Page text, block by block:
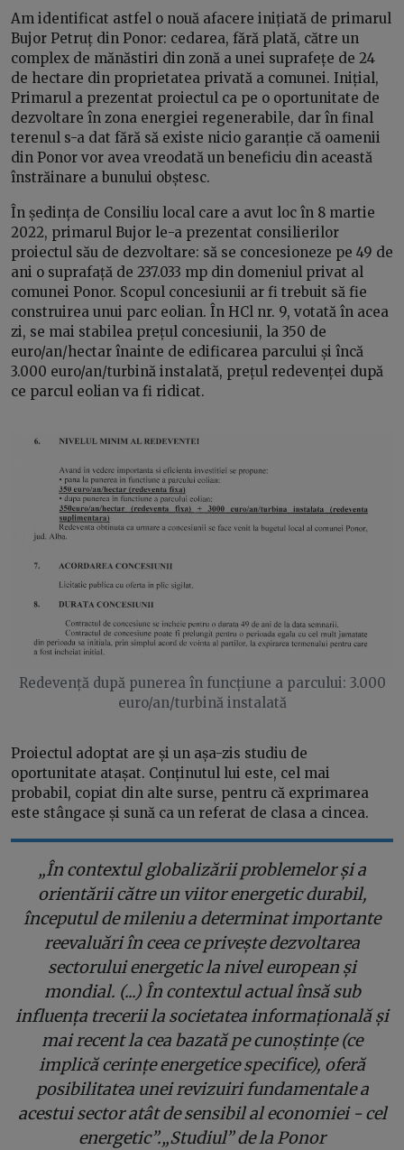
Am identificat astfel o nouă afacere inițiată de primarul
Bujor Petruț din Ponor: cedarea, fără plată, către un
complex de mănăstiri din zonă a unei suprafețe de 24
de hectare din proprietatea privată a comunei. Inițial,
Primarul a prezentat proiectul ca pe o oportunitate de
dezvoltare în zona energiei regenerabile, dar în final
terenul s-a dat fără să existe nicio garanție că oamenii
din Ponor vor avea vreodată un beneficiu din această
înstrăinare a bunului obștesc.
În ședința de Consiliu local care a avut loc în 8 martie
2022, primarul Bujor le-a prezentat consilierilor
proiectul său de dezvoltare: să se concesioneze pe 49 de
ani o suprafață de 237.033 mp din domeniul privat al
comunei Ponor. Scopul concesiunii ar fi trebuit să fie
construirea unui parc eolian. În HCl nr. 9, votată în acea
zi, se mai stabilea prețul concesiunii, la 350 de
euro/an/hectar înainte de edificarea parcului și încă
3.000 euro/an/turbină instalată, prețul redevenței după
ce parcul eolian va fi ridicat.
Redevență după punerea în funcțiune a parcului: 3.000
euro/an/turbină instalată
Proiectul adoptat are și un așa-zis studiu de
oportunitate atașat. Conținutul lui este, cel mai
probabil, copiat din alte surse, pentru că exprimarea
este stângace și sună ca un referat de clasa a cincea.
„În contextul globalizării problemelor și a
orientării către un viitor energetic durabil,
începutul de mileniu a determinat importante
reevaluări în ceea ce privește dezvoltarea
sectorului energetic la nivel european și
mondial. (...) În contextul actual însă sub
influența trecerii la societatea informațională și
mai recent la cea bazată pe cunoștințe (ce
implică cerințe energetice specifice), oferă
posibilitatea unei revizuiri fundamentale a
acestui sector atât de sensibil al economiei - cel
energetic”.„Studiul” de la Ponor